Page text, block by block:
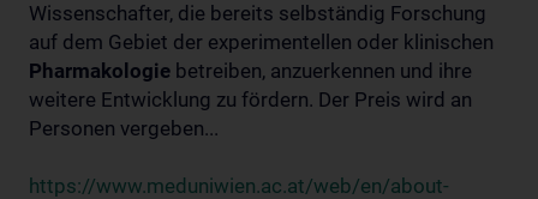
Wissenschafter, die bereits selbständig Forschung
auf dem Gebiet der experimentellen oder klinischen
Pharmakologie betreiben, anzuerkennen und ihre
weitere Entwicklung zu fördern. Der Preis wird an
Personen vergeben...
https://www.meduniwien.ac.at/web/en/about-